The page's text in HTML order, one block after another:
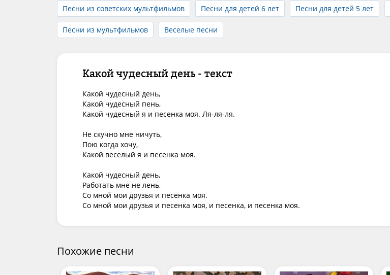
Песни из советских мультфильмов
Песни для детей 6 лет Песни для детей 5 лет
Песни из мультфильмов Веселые песни
Какой чудесный день - текст
Какой чудесный день,
Какой чудесный пень,
Какой чудесный я и песенка моя. Ля-ля-ля.
Не скучно мне ничуть,
Пою когда хочу,
Какой веселый я и песенка моя.
Какой чудесный день,
Работать мне не лень,
Со мной мои друзья и песенка моя.
Со мной мои друзья и песенка моя, и песенка, и песенка моя.
Похожие песни